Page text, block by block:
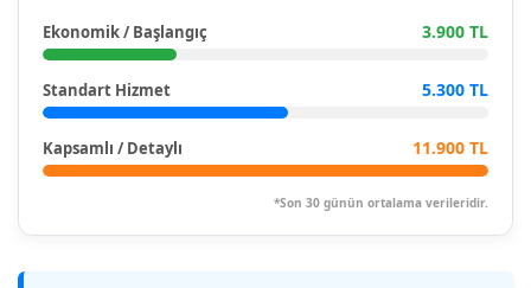
Ekonomik / Başlangıç 3.900 TL
Standart Hizmet 5.300 TL
Kapsamlı / Detaylı 11.900 TL
*Son 30 günün ortalama verileridir.